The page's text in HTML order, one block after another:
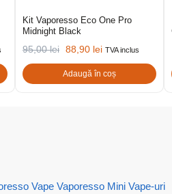
Kit Vaporesso Eco One Pro
Midnight Black
95,00lei 88,90 lei TVA inclus
Adaugă în coș
Vape Vaporesso Mini Vape-uri